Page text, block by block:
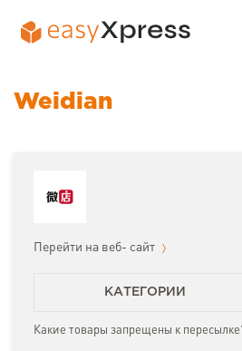
Weidian
Перейти на веб- сайт
КАТЕГОРИИ
Какие товары запрещены к